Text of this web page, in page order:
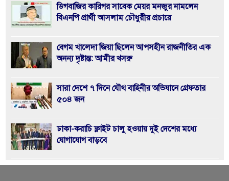
ডিগবাজির কারিগর সাবেক মেয়র মনজুর নামলেন
বিএনপি প্রার্থী আসলাম চৌধুরীর প্রচারে
বেগম খালেদা জিয়া ছিলেন আপসহীন রাজনীতির এক
অনন্য দৃষ্টান্ত: আমীর খসরু
সারা দেশে ৭ দিনে যৌথ বাহিনীর অভিযানে গ্রেফতার
৫০৪ জন
ঢাকা-করাচি ফ্লাইট চালু হওয়ায় দুই দেশের মধ্যে
যোগাযোগ বাড়বে